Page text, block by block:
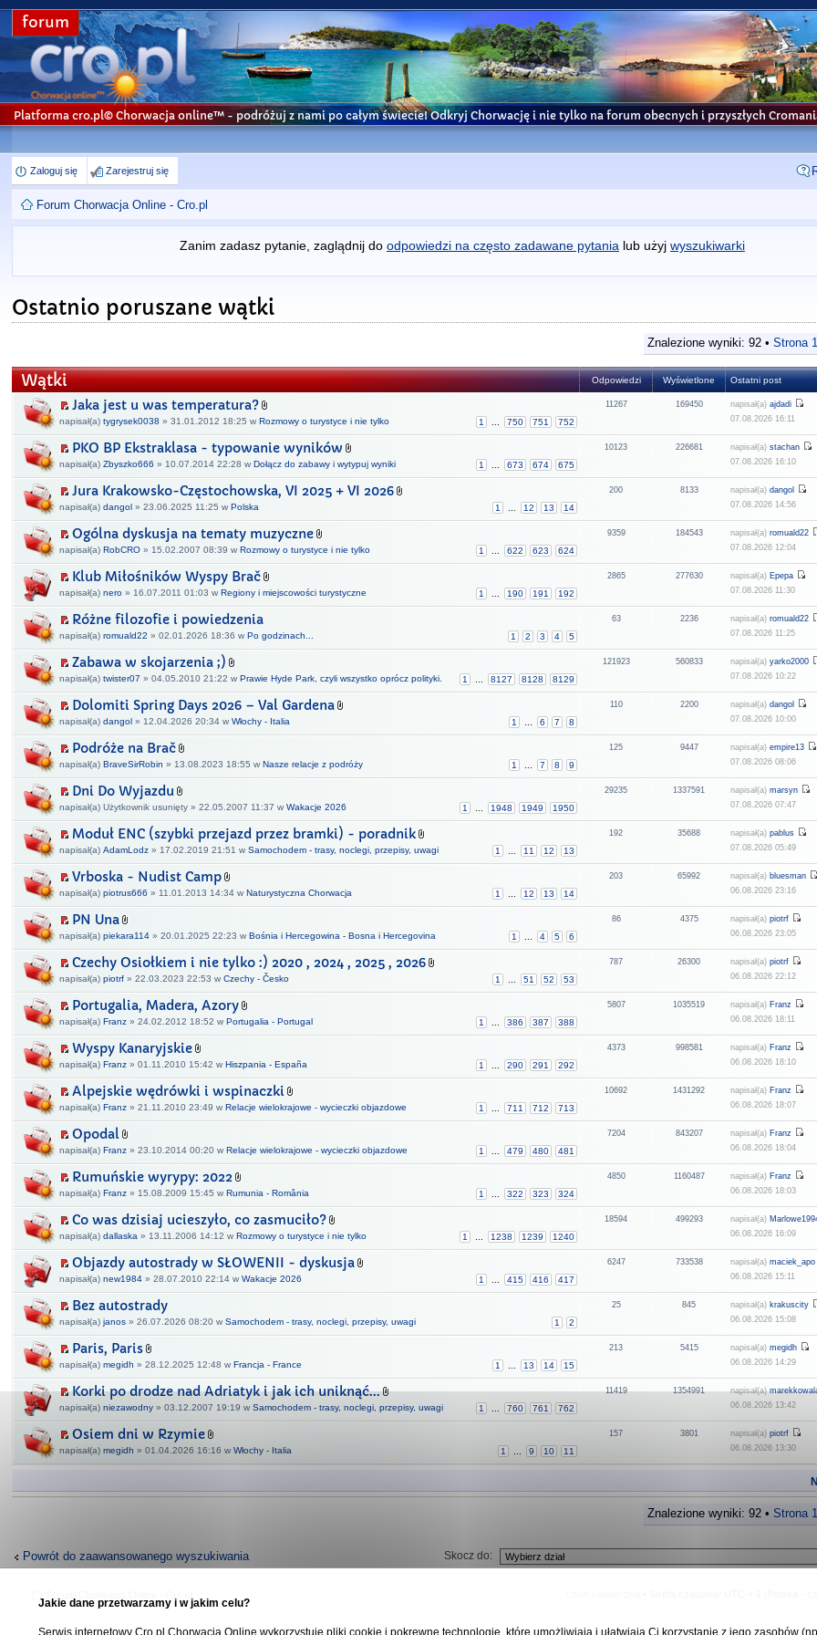
forum
Platforma cro.pl© Chorwacja online™ - podróżuj z nami po całym świecie! Odkryj Chorwację i nie tylko na forum obecnych i przyszłych
Zaloguj się Zarejestruj się
Forum Chorwacja Online - Cro.pl
Zanim zadasz pytanie, zaglądnij do odpowiedzi na często zadawane pytania lub użyj wyszukiwarki
Ostatnio poruszane wątki
Znalezione wyniki: 92 • Strona 1
Wątki Odpowiedzi Wyświetlone Ostatni post
Jaka jest u was temperatura?
1 750 751 752
napisał(a)tygrysek0038 » 31.01.2012 18:25 wRozmowy o turystyce i nie tylko
11267 169450 napisał(a) ajdadi
07.08.2026 16:11
PKO BP Ekstraklasa - typowanie wyników
1 673 674 675
napisał(a)Zbyszko666 » 10.07.2014 22:28 wDołącz do zabawy i wytypuj wyniki
10123 226681 napisał(a) stachan
07.08.2026 16:10
Jura Krakowsko-Częstochowska, VI 2025 + VI 2026
1 12 13 14
napisał(a)dangol » 23.06.2025 11:25 wPolska
200 8133 napisał(a) dangol
07.08.2026 14:56
Ogólna dyskusja na tematy muzyczne
1 622 623 624
napisał(a)RobCRO » 15.02.2007 08:39 wRozmowy o turystyce i nie tylko
9359 184543 napisał(a) romuald22
07.08.2026 12:04
Klub Miłośników Wyspy Brač
1 190 191 192
napisał(a)nero » 16.07.2011 01:03 wRegiony i miejscowości turystyczne
2865 277630 napisał(a) Epepa
07.08.2026 11:30
Różne filozofie i powiedzenia
1 2 3 4 5
napisał(a)romuald22 » 02.01.2026 18:36 wPo godzinach...
63 2236 napisał(a) romuald22
07.08.2026 11:25
Zabawa w skojarzenia ;)
1 8127 8128 8129
napisał(a)twister07 » 04.05.2010 21:22 wPrawie Hyde Park, czyli wszystko oprócz polityki.
121923 560833 napisał(a) yarko2000
07.08.2026 10:22
Dolomiti Spring Days 2026 – Val Gardena
1 6 7 8
napisał(a)dangol » 12.04.2026 20:34 wWłochy - Italia
110 2200 napisał(a) dangol
07.08.2026 10:00
Podróże na Brač
1 7 8 9
napisał(a)BraveSirRobin » 13.08.2023 18:55 wNasze relacje z podróży
125 9447 napisał(a) empire13
07.08.2026 08:06
Dni Do Wyjazdu
1 1948 1949 1950
napisał(a) Użytkownik usunięty » 22.05.2007 11:37 wWakacje 2026
29235 1337591 napisał(a) marsyn
07.08.2026 07:47
Moduł ENC (szybki przejazd przez bramki) - poradnik
1 11 12 13
napisał(a)AdamLodz » 17.02.2019 21:51 wSamochodem - trasy, noclegi, przepisy, uwagi
192 35688 napisał(a) pablus
07.08.2026 05:49
Vrboska - Nudist Camp
1 12 13 14
napisał(a)piotrus666 » 11.01.2013 14:34 wNaturystyczna Chorwacja
203 65992 napisał(a) bluesman
06.08.2026 23:16
PN Una
1 4 5 6
napisał(a)piekara114 » 20.01.2025 22:23 wBośnia i Hercegowina - Bosna i Hercegovina
86 4375 napisał(a) piotrf
06.08.2026 23:05
Czechy Osiołkiem i nie tylko :) 2020 , 2024 , 2025 , 2026
1 51 52 53
napisał(a)piotrf » 22.03.2023 22:53 wCzechy - Česko
787 26300 napisał(a) piotrf
06.08.2026 22:12
Portugalia, Madera, Azory
1 386 387 388
napisał(a)Franz » 24.02.2012 18:52 wPortugalia - Portugal
5807 1035519 napisał(a) Franz
06.08.2026 18:11
Wyspy Kanaryjskie
1 290 291 292
napisał(a)Franz » 01.11.2010 15:42 wHiszpania - España
4373 998581 napisał(a) Franz
06.08.2026 18:10
Alpejskie wędrówki i wspinaczki
1 711 712 713
napisał(a)Franz » 21.11.2010 23:49 wRelacje wielokrajowe - wycieczki objazdowe
10692 1431292 napisał(a) Franz
06.08.2026 18:07
Opodal
1 479 480 481
napisał(a)Franz » 23.10.2014 00:20 wRelacje wielokrajowe - wycieczki objazdowe
7204 843207 napisał(a) Franz
06.08.2026 18:04
Rumuńskie wyrypy: 2022
1 322 323 324
napisał(a)Franz » 15.08.2009 15:45 wRumunia - România
4850 1160487 napisał(a) Franz
06.08.2026 18:03
Co was dzisiaj ucieszyło, co zasmuciło?
1 1238 1239 1240
napisał(a)dallaska » 13.11.2006 14:12 wRozmowy o turystyce i nie tylko
18594 499293 napisał(a)
06.08.2026 16:09
Objazdy autostrady w SŁOWENII - dyskusja
1 415 416 417
napisał(a)new1984 » 28.07.2010 22:14 wWakacje 2026
6247 733538 napisał(a) maciek_apo
06.08.2026 15:11
Bez autostrady
1 2
napisał(a)janos » 26.07.2026 08:20 wSamochodem - trasy, noclegi, przepisy, uwagi
25 845 napisał(a) krakuscity
06.08.2026 15:08
Paris, Paris
1 13 14 15
napisał(a)megidh » 28.12.2025 12:48 wFrancja - France
213 5415 napisał(a) megidh
06.08.2026 14:29
Korki po drodze nad Adriatyk i jak ich uniknąć...
1 760 761 762
napisał(a)niezawodny » 03.12.2007 19:19 wSamochodem - trasy, noclegi, przepisy, uwagi
11419 1354991 napisał(a)
06.08.2026 13:42
Osiem dni w Rzymie
1 9 10 11
napisał(a)megidh » 01.04.2026 16:16 wWłochy - Italia
157 3801 napisał(a) piotrf
06.08.2026 13:30
Znalezione wyniki: 92 • Strona 1
Powrót do zaawansowanego wyszukiwania Skocz do:
Jakie dane przetwarzamy i w jakim celu?
Serwis internetowy Cro.pl Chorwacja Online wykorzystuje pliki cookie i pokrewne technologie, które umożliwiają i ułatwiają Ci korzystanie z jego zasobów